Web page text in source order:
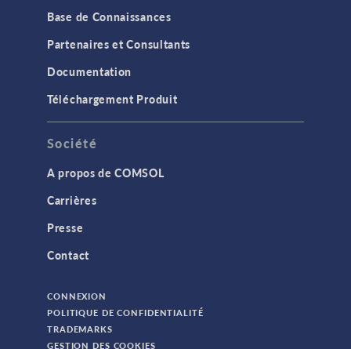
Base de Connaissances
Partenaires et Consultants
Documentation
Téléchargement Produit
Société
A propos de COMSOL
Carrières
Presse
Contact
CONNEXION
POLITIQUE DE CONFIDENTIALITÉ
TRADEMARKS
GESTION DES COOKIES